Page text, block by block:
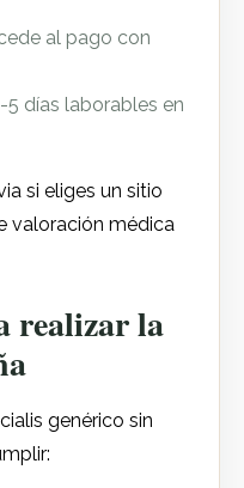
al pago con
días laborables en
si eliges un sitio
valoración médica
realizar la
genérico sin